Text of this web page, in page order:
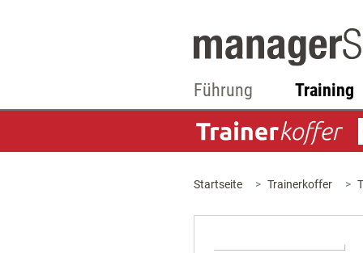
Führung Training
Startseite Trainerkoffer